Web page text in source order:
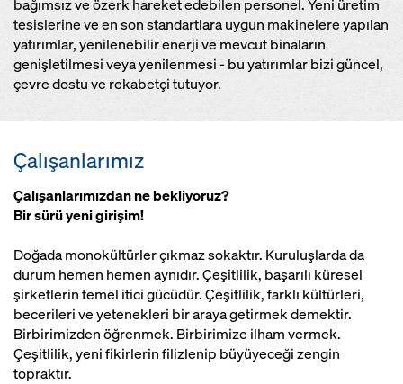
bağımsız ve özerk hareket edebilen personel. Yeni üretim
tesislerine ve en son standartlara uygun makinelere yapılan
yatırımlar, yenilenebilir enerji ve mevcut binaların
genişletilmesi veya yenilenmesi - bu yatırımlar bizi güncel,
çevre dostu ve rekabetçi tutuyor.
Çalışanlarımız
Çalışanlarımızdan ne bekliyoruz?
Bir sürü yeni girişim!
Doğada monokültürler çıkmaz sokaktır. Kuruluşlarda da
durum hemen hemen aynıdır. Çeşitlilik, başarılı küresel
şirketlerin temel itici gücüdür. Çeşitlilik, farklı kültürleri,
becerileri ve yetenekleri bir araya getirmek demektir.
Birbirimizden öğrenmek. Birbirimize ilham vermek.
Çeşitlilik, yeni fikirlerin filizlenip büyüyeceği zengin
topraktır.